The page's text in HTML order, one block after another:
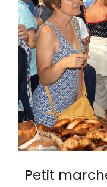
Petit